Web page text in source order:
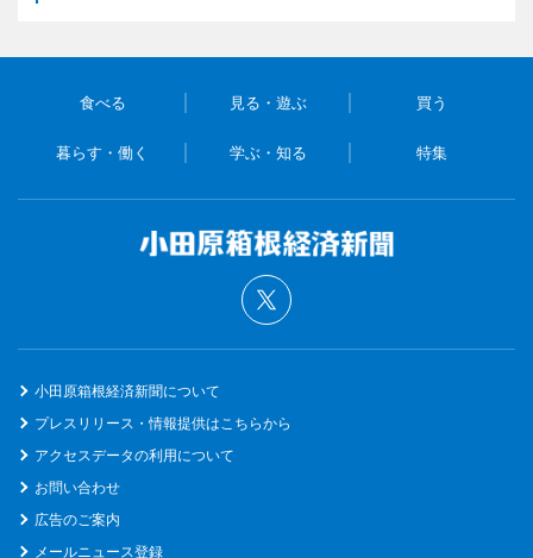
食べる 見る・遊ぶ 買う
暮らす・働く 学ぶ・知る 特集
小田原箱根経済新聞について
プレスリリース・情報提供はこちらから
アクセスデータの利用について
お問い合わせ
広告のご案内
メールニュース登録